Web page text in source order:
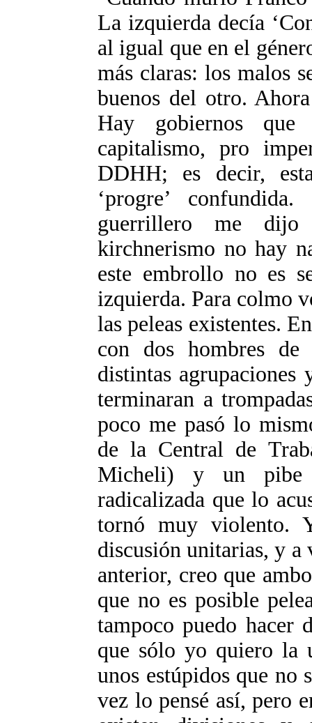
La izquierda decía
al igual que en el
más claras: los malos
buenos del otro.
Hay gobiernos
capitalismo, pro
DDHH; es decir,
‘progre’
guerrillero me
kirchnerismo no hay
este embrollo no es
izquierda. Para colmo
las peleas existentes.
con dos hombres de
distintas
terminaran a
poco me pasó lo
de la Central de
Micheli) y un pibe
radicalizada que lo
tornó muy violento.
discusión unitarias, y a
anterior, creo que
que no es posible
tampoco puedo hacer
que sólo yo quiero la
unos estúpidos que no
vez lo pensé así, pero